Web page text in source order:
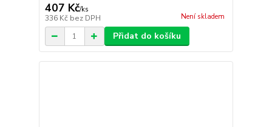
407 Kč/ks
336 Kč bez DPH Není skladem
Přidat do košíku